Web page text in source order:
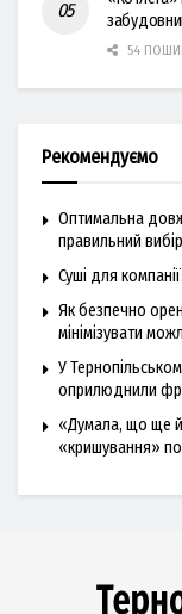
54
Рекомендуємо
Оптимальна
правильний
Суші для
Як безпечно
мінімізувати
У
оприлюднили
«Думала, що ще й
«кришування»